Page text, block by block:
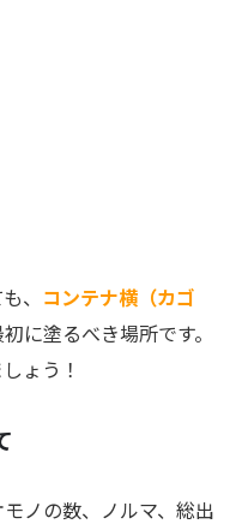
、 コンテナ横（カゴ
に塗るべき場所です。
ょう！
ノの数、ノルマ、総出